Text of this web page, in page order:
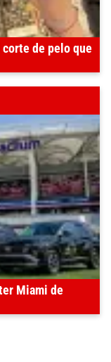
de pelo que
Miami de